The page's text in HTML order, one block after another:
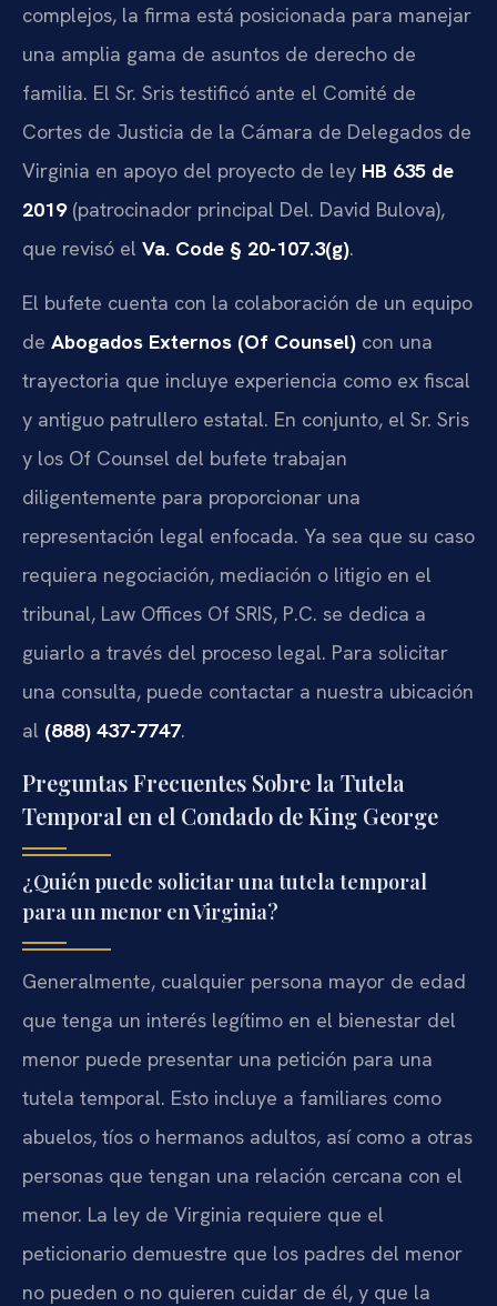
complejos, la firma está posicionada para manejar
una amplia gama de asuntos de derecho de
familia. El Sr. Sris testificó ante el Comité de
Cortes de Justicia de la Cámara de Delegados de
Virginia en apoyo del proyecto de ley HB 635 de
2019(patrocinador principal Del. David Bulova),
que revisó el Va. Code § 20-107.3(g).
El bufete cuenta con la colaboración de un equipo
de Abogados Externos (Of Counsel) con una
trayectoria que incluye experiencia como ex fiscal
y antiguo patrullero estatal. En conjunto, el Sr. Sris
y los Of Counsel del bufete trabajan
diligentemente para proporcionar una
representación legal enfocada. Ya sea que su caso
requiera negociación, mediación o litigio en el
tribunal, Law Offices Of SRIS, P.C. se dedica a
guiarlo a través del proceso legal. Para solicitar
una consulta, puede contactar a nuestra ubicación
al (888) 437-7747.
Preguntas Frecuentes Sobre la Tutela
Temporal en el Condado de King George
¿Quién puede solicitar una tutela temporal
para un menor en Virginia?
Generalmente, cualquier persona mayor de edad
que tenga un interés legítimo en el bienestar del
menor puede presentar una petición para una
tutela temporal. Esto incluye a familiares como
abuelos, tíos o hermanos adultos, así como a otras
personas que tengan una relación cercana con el
menor. La ley de Virginia requiere que el
peticionario demuestre que los padres del menor
no pueden o no quieren cuidar de él, y que la